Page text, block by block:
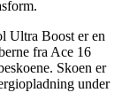
Ultra Boost er en
fra Ace 16
Skoen er
under